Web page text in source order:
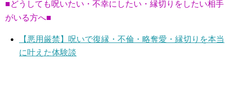
■どうしても呪いたい・不幸にしたい・縁切りをしたい相手
がいる方へ■
【悪用厳禁】呪いで復縁・不倫・略奪愛・縁切りを本当
に叶えた体験談